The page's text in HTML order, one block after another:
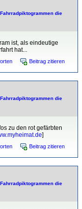
die
ist, als eindeutige
hat...
Beitrag zitieren
die
zu den rot gefärbten
]
Beitrag zitieren
die